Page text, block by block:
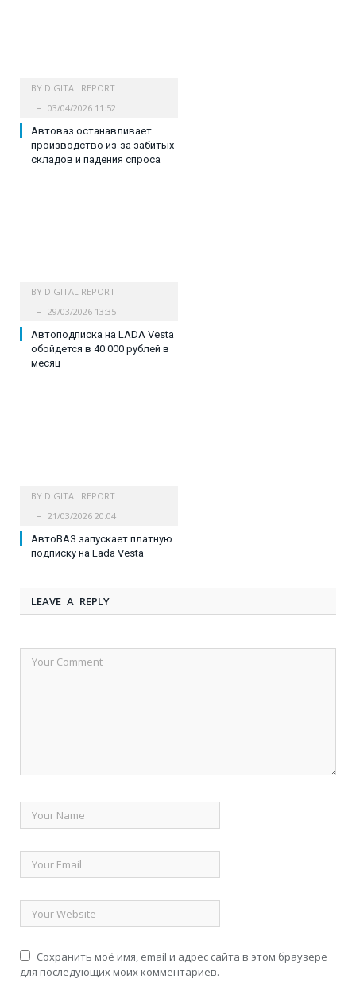
BY DIGITAL REPORT
03/04/2026 11:52
Автоваз останавливает
производство из-за забитых
складов и падения спроса
BY DIGITAL REPORT
29/03/2026 13:35
Автоподписка на LADA Vesta
обойдется в 40 000 рублей в
месяц
BY DIGITAL REPORT
21/03/2026 20:04
АвтоВАЗ запускает платную
подписку на Lada Vesta
LEAVE A REPLY
Сохранить моё имя, email и адрес сайта в этом браузере
для последующих моих комментариев.